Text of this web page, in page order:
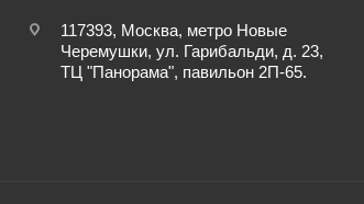
117393, Москва, метро Новые
Черемушки, ул. Гарибальди, д. 23,
ТЦ "Панорама", павильон 2П-65.